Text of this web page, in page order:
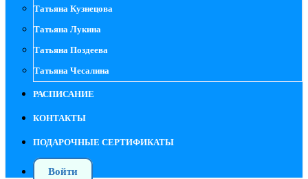
Татьяна Кузнецова
Татьяна Лукина
Татьяна Поздеева
Татьяна Чесалина
РАСПИСАНИЕ
КОНТАКТЫ
ПОДАРОЧНЫЕ СЕРТИФИКАТЫ
Войти